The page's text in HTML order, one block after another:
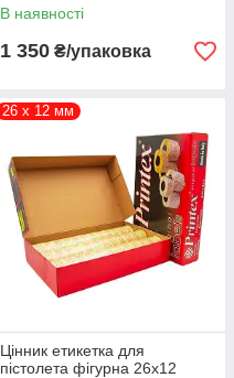
В наявності
1 350 ₴/упаковка
26 х 12 мм
Цінник етикетка для
пістолета фігурна 26х12